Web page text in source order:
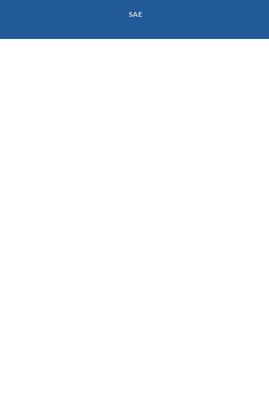
SAE